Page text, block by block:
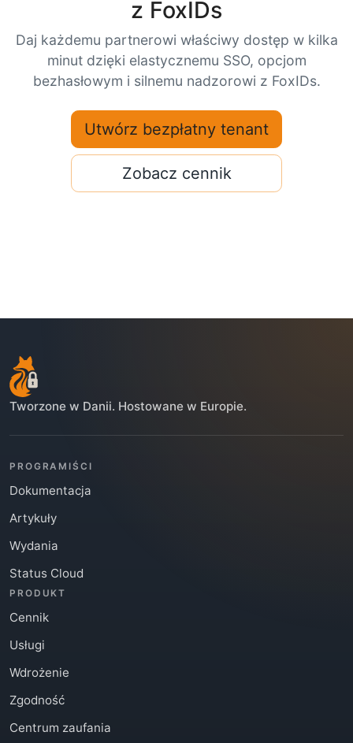
z FoxIDs
Daj każdemu partnerowi właściwy dostęp w kilka
minut dzięki elastycznemu SSO, opcjom
bezhasłowym i silnemu nadzorowi z FoxIDs.
Utwórz bezpłatny tenant
Zobacz cennik
Tworzone w Danii. Hostowane w Europie.
PROGRAMIŚCI
Dokumentacja
Artykuły
Wydania
Status Cloud
PRODUKT
Cennik
Usługi
Wdrożenie
Zgodność
Centrum zaufania